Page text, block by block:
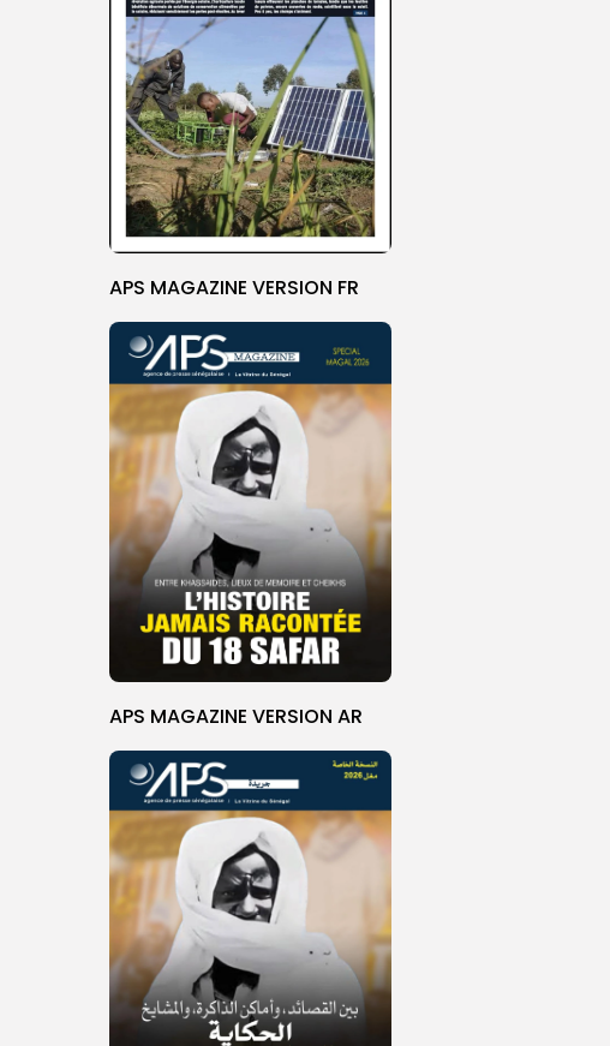
APS MAGAZINE VERSION FR
APS MAGAZINE VERSION AR